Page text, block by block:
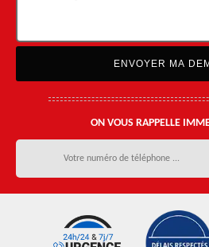
ON VOUS RAPPELLE